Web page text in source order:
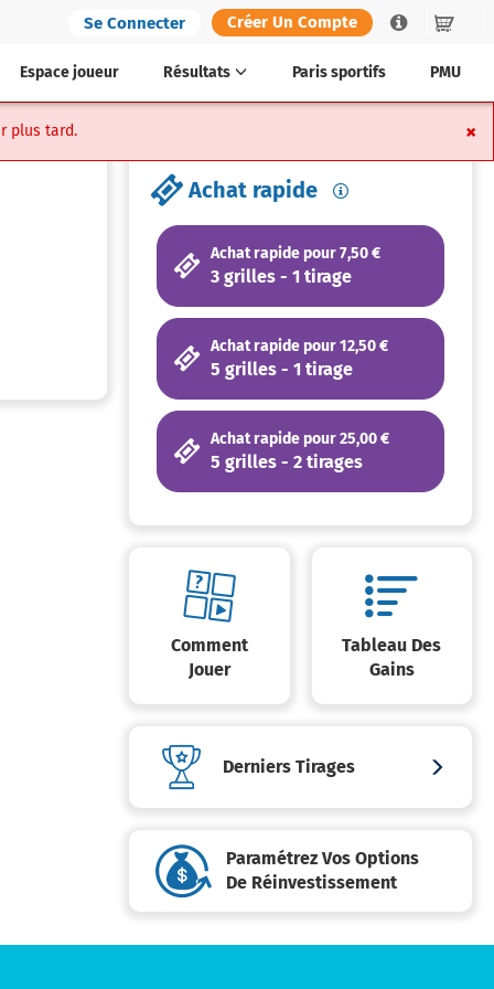
Se Connecter Créer Un Compte Help
Espace joueur Résultats Paris sportifs PMU
×
plus tard.
Achat rapide
Achat rapide pour 7,50 €
3 grilles - 1 tirage
Achat rapide pour 12,50 €
5 grilles - 1 tirage
Achat rapide pour 25,00 €
5 grilles - 2 tirages
Comment
Jouer
Tableau Des
Gains
Derniers Tirages
Paramétrez Vos Options
De Réinvestissement